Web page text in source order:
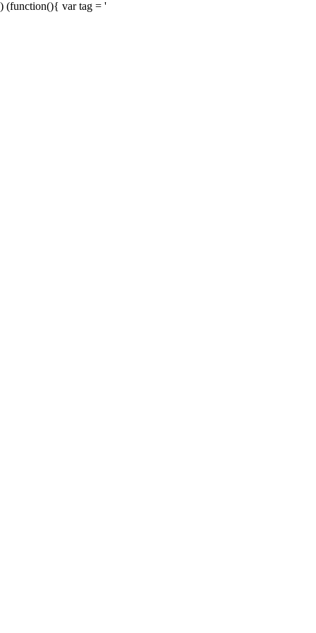
) (function(){ var tag = '